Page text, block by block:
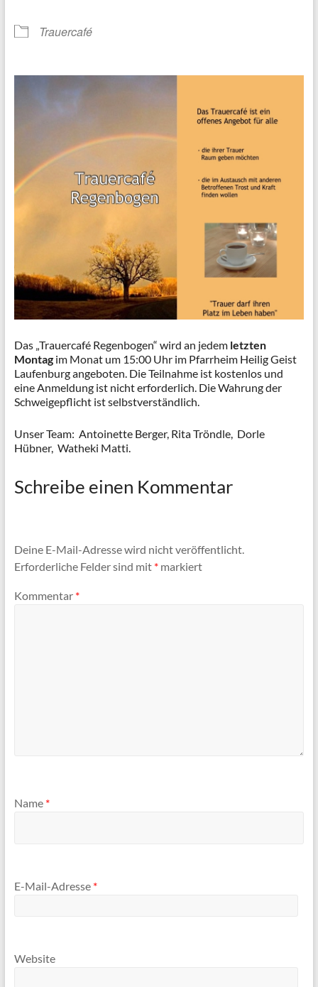
Trauercafé
Das „Trauercafé Regenbogen“ wird an jedem letzten
Montagim Monat um 15:00 Uhr im Pfarrheim Heilig Geist
Laufenburg angeboten. Die Teilnahme ist kostenlos und
eine Anmeldung ist nicht erforderlich. Die Wahrung der
Schweigepflicht ist selbstverständlich.
Unser Team: Antoinette Berger, Rita Tröndle, Dorle
Hübner, Watheki Matti.
Schreibe einen Kommentar
Deine E-Mail-Adresse wird nicht veröffentlicht.
Erforderliche Felder sind mit *markiert
Kommentar *
Name *
E-Mail-Adresse *
Website